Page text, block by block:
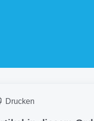
Drucken